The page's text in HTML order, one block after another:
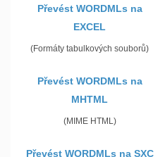
Převést WORDMLs na
EXCEL
(Formáty tabulkových souborů)
Převést WORDMLs na
MHTML
(MIME HTML)
Převést WORDMLs na SXC